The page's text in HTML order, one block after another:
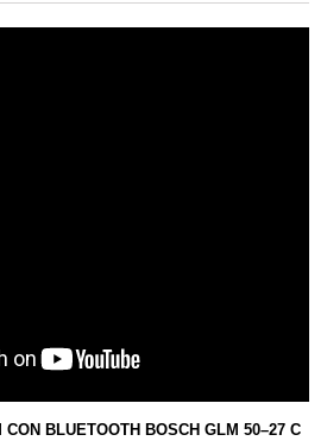
CON BLUETOOTH BOSCH GLM 50–27 C